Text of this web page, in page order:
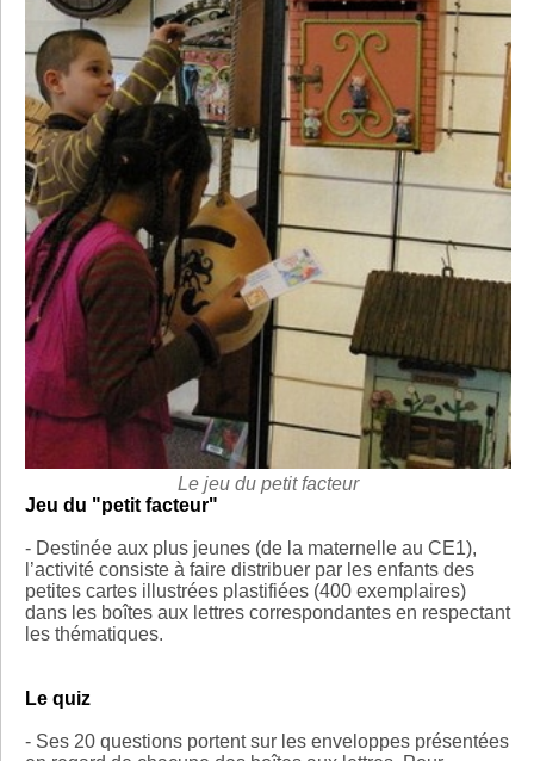
Le jeu du petit facteur
Jeu du "petit facteur"
- Destinée aux plus jeunes (de la maternelle au CE1),
l’activité consiste à faire distribuer par les enfants des
petites cartes illustrées plastifiées (400 exemplaires)
dans les boîtes aux lettres correspondantes en respectant
les thématiques.
Le quiz
- Ses 20 questions portent sur les enveloppes présentées